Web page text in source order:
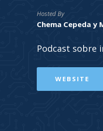
Hosted By
Chema Cepeda y
Podcast sobre
WEBSITE